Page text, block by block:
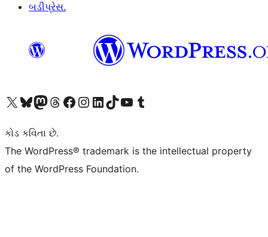
બડીપ્રેસ.
અમારા X (અગાઉ ટ્વિટર) એકાઉન્ટની મુલાકાત લોઅમારા Bluesky એકાઉન્ટની મુલાકાત લોઅમારા માસ્ટોડોન એકાઉન્ટની મુલાકાત લોઅમારા Threads એકાઉન્ટની મુલાકાત લો અમારા ફેસબુક પેજની મુલાકાત લોઅમારા ઇન્સ્ટાગ્રામ એકાઉન્ટની મુલાકાત લો અમારા LinkedIn એકાઉન્ટની મુલાકાત લોઅમારા TikTok એકાઉન્ટની મુલાકાત લોઅમારી YouTube ચેનલની મુલાકાત લો અમારા Tumblr એકાઉન્ટની મુલાકાત લો
કોડ કવિતા છે.
The WordPress® trademark is the intellectual property
of the WordPress Foundation.